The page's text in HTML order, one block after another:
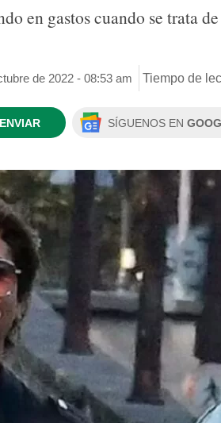
en gastos cuando se trata
de 2022 - 08:53 am Tiempo de
ENVIAR SÍGUENOS EN